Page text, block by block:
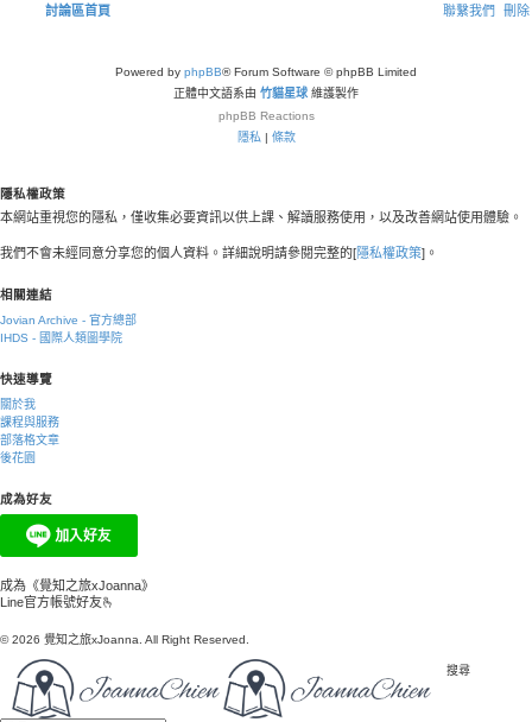
討論區首頁 刪
聯繫我們
Powered by phpBB® Forum Software © phpBB Limited
正體中文語系由 竹貓星球 維護製作
phpBB Reactions
隱私 | 條款
隱私權政策
本網站重視您的隱私，僅收集必要資訊以供上課、解讀服務使用，以及改善網站使用體驗。
我們不會未經同意分享您的個人資料。詳細說明請參閱完整的[隱私權政策]。
相關連結
Jovian Archive - 官方總部
IHDS - 國際人類圖學院
快速導覽
關於我
課程與服務
部落格文章
後花園
成為好友
成為《覺知之旅xJoanna》
Line官方帳號好友🫰
© 2026 覺知之旅xJoanna. All Right Reserved.
搜尋